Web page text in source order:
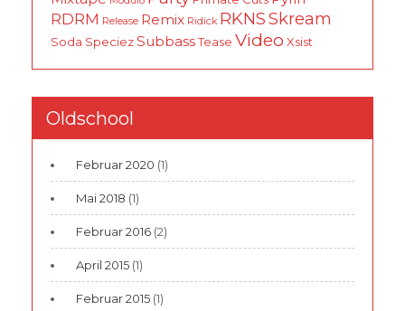
RDRM Release Remix Ridick RKNSSkream
Soda SpeciezSubbassTease Video Xsist
Oldschool
Februar 2020 (1)
Mai 2018 (1)
Februar 2016 (2)
April 2015 (1)
Februar 2015 (1)